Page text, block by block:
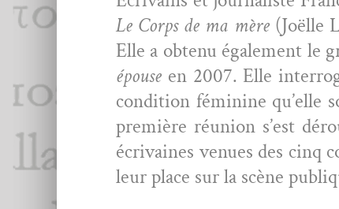
Le Corps de ma mère(Joëlle
Elle a obtenu égale­ment le
épouseen 2007. Elle
con­di­tion fémi­nine qu’elle
pre­mière réu­nion s’est
écrivaines venues des cinq
leur place sur la scène